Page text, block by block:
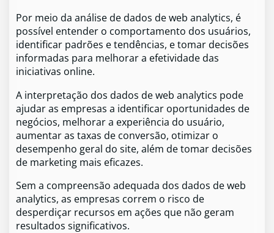
Por meio da análise de dados de web analytics, é
possível entender o comportamento dos usuários,
identificar padrões e tendências, e tomar decisões
informadas para melhorar a efetividade das
iniciativas online.
A interpretação dos dados de web analytics pode
ajudar as empresas a identificar oportunidades de
negócios, melhorar a experiência do usuário,
aumentar as taxas de conversão, otimizar o
desempenho geral do site, além de tomar decisões
de marketing mais eficazes.
Sem a compreensão adequada dos dados de web
analytics, as empresas correm o risco de
desperdiçar recursos em ações que não geram
resultados significativos.